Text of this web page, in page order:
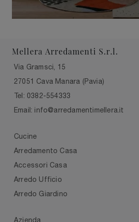
Mellera Arredamenti S.r.l.
Via Gramsci, 15
27051 Cava Manara (Pavia)
Tel: 0382-554333
Email: info@arredamentimellera.it
Cucine
Arredamento Casa
Accessori Casa
Arredo Ufficio
Arredo Giardino
Azienda